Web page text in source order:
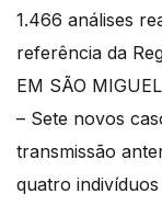
1.466 análises
referência da
EM SÃO MIGUEL
– Sete novos
transmissão
quatro